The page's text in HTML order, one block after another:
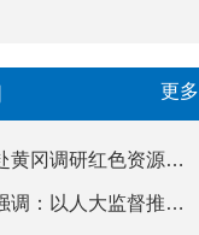
更多
郭元强赴黄冈调研红色资源保护传承立法等工作
程用文强调：以人大监督推动科技金融高质量发展